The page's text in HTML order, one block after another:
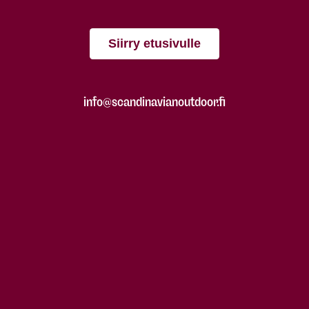
Siirry etusivulle
info@scandinavianoutdoor.fi